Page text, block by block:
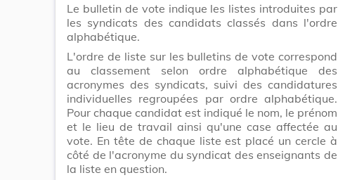
Le bulletin de vote indique les listes introduites par
les syndicats des candidats classés dans l'ordre
alphabétique.
L'ordre de liste sur les bulletins de vote correspond
au classement selon ordre alphabétique des
acronymes des syndicats, suivi des candidatures
individuelles regroupées par ordre alphabétique.
Pour chaque candidat est indiqué le nom, le prénom
et le lieu de travail ainsi qu'une case affectée au
vote. En tête de chaque liste est placé un cercle à
côté de l'acronyme du syndicat des enseignants de
la liste en question.